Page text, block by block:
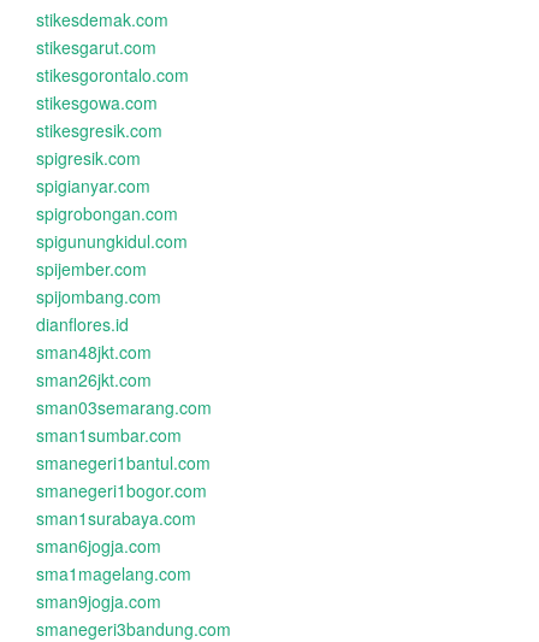
stikesdemak.com
stikesgarut.com
stikesgorontalo.com
stikesgowa.com
stikesgresik.com
spigresik.com
spigianyar.com
spigrobongan.com
spigunungkidul.com
spijember.com
spijombang.com
dianflores.id
sman48jkt.com
sman26jkt.com
sman03semarang.com
sman1sumbar.com
smanegeri1bantul.com
smanegeri1bogor.com
sman1surabaya.com
sman6jogja.com
sma1magelang.com
sman9jogja.com
smanegeri3bandung.com